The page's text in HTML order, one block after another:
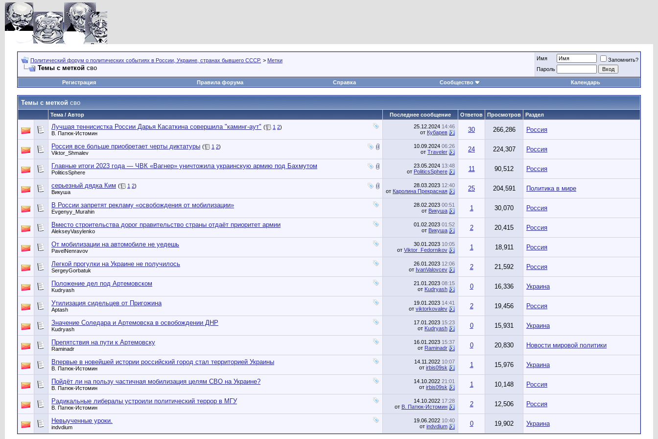
Политический форум о политических событиях в России, Украине, странах бывшего СССР. > Метки
Темы с меткой сво
Имя
Запомнить?
Пароль
Регистрация Правила форума Справка Сообщество Календарь
Темы с меткой сво
Тема / Автор Последнее сообщение Ответов Просмотров Раздел
Лучшая теннисистка России Дарья Касаткина совершила "каминг-аут" ( 1 2)
В. Патюк-Истомин
25.12.2024 14:46
от Кубарев 30 266,286 Россия
Россия все больше приобретает черты диктатуры ( 1 2)
Viktor_Shmalev
10.09.2024 06:26
от Traveler 24 224,307 Россия
Главные итоги 2023 года — ЧВК «Вагнер» уничтожила украинскую армию под Бахмутом
PoliticsSphere
23.05.2024 13:48
от PoliticsSphere 11 90,512 Россия
серьезный дядка Ким ( 1 2)
Викуша
28.03.2023 12:40
от Каролина Прекрасная 25 204,591 Политика в мире
В России запретят рекламу «освобождения от мобилизации»
Evgenyy_Murahin
28.02.2023 00:51
от Викуша 1 30,070 Россия
Вместо строительства дорог правительство страны отдаёт приоритет армии
AlekseyVasylenko
01.02.2023 01:52
от Викуша 2 20,415 Россия
От мобилизации на автомобиле не уедешь
PavelNenravov
30.01.2023 10:05
от Viktor_Fedornikov 1 18,911 Россия
Легкой прогулки на Украине не получилось
SergeyGorbatuk
26.01.2023 12:06
от IvanValovcev 2 21,592 Россия
Положение дел под Артемовском
Kudryash
21.01.2023 08:15
от Kudryash 0 16,336 Украина
Утилизация сидельцев от Пригожина
Aptash
19.01.2023 14:41
от viktorkovalev 2 19,456 Россия
Значение Соледара и Артемовска в освобождении ДНР
Kudryash
17.01.2023 15:23
от Kudryash 0 15,931 Украина
Препятствия на пути к Артемовску
Raminadr
16.01.2023 15:37
от Raminadr 0 20,830 Новости мировой политики
Впервые в новейшей истории российский город стал территорией Украины
В. Патюк-Истомин
14.11.2022 10:07
от irbis09sk 1 15,976 Украина
Пойдёт ли на пользу частичная мобилизация целям СВО на Украине?
В. Патюк-Истомин
14.10.2022 21:01
от irbis09sk 1 10,148 Россия
Радикальные либералы устроили политический террор в МГУ
В. Патюк-Истомин
14.10.2022 17:28
от В. Патюк-Истомин 2 12,506 Россия
Невыученные уроки.
indvdium
19.06.2022 10:40
от indvdium 0 19,902 Украина